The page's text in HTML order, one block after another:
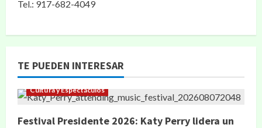
Tel.: 917-682-4049
TE PUEDEN INTERESAR
Cultura y Espectáculos
Festival Presidente 2026: Katy Perry lidera un